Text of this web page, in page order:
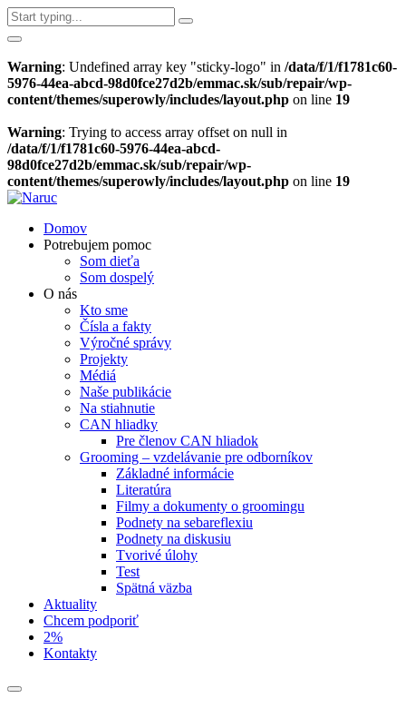
Warning: Undefined array key "sticky-logo" in /data/f/1/f1781c60-
5976-44ea-abcd-98d0fce27d2b/emmac.sk/sub/repair/wp-
content/themes/superowly/includes/layout.php on line 19
Warning: Trying to access array offset on null in
/data/f/1/f1781c60-5976-44ea-abcd-
98d0fce27d2b/emmac.sk/sub/repair/wp-
content/themes/superowly/includes/layout.php on line 19
Domov
Potrebujem pomoc
Som dieťa
Som dospelý
O nás
Kto sme
Čísla a fakty
Výročné správy
Projekty
Médiá
Naše publikácie
Na stiahnutie
CAN hliadky
Pre členov CAN hliadok
Grooming – vzdelávanie pre odborníkov
Základné informácie
Literatúra
Filmy a dokumenty o groomingu
Podnety na sebareflexiu
Podnety na diskusiu
Tvorivé úlohy
Test
Spätná väzba
Aktuality
Chcem podporiť
2%
Kontakty